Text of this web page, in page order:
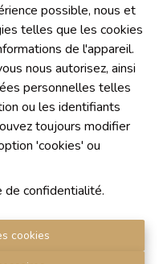
possible, nous et
telles que les cookies
de l'appareil.
nous autorisez, ainsi
personnelles telles
ou les identifiants
toujours modifier
'cookies' ou
de confidentialité.
cookies
et financièrement
0755330288
vis AXA Belgium
rue du
Le
des agents